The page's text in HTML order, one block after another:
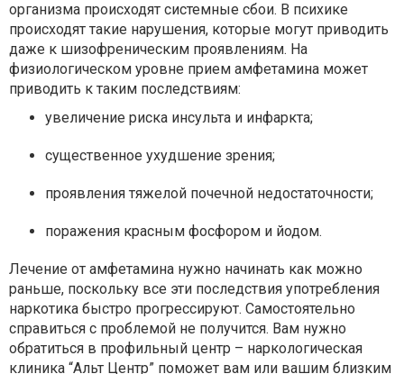
организма происходят системные сбои. В психике
происходят такие нарушения, которые могут приводить
даже к шизофреническим проявлениям. На
физиологическом уровне прием амфетамина может
приводить к таким последствиям:
увеличение риска инсульта и инфаркта;
существенное ухудшение зрения;
проявления тяжелой почечной недостаточности;
поражения красным фосфором и йодом.
Лечение от амфетамина нужно начинать как можно
раньше, поскольку все эти последствия употребления
наркотика быстро прогрессируют. Самостоятельно
справиться с проблемой не получится. Вам нужно
обратиться в профильный центр – наркологическая
клиника “Альт Центр” поможет вам или вашим близким